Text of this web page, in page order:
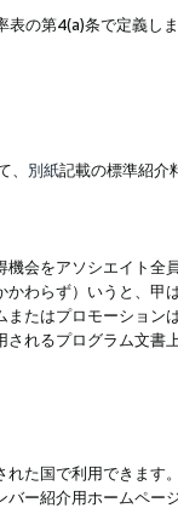
の第4(a)条で定義しま
、 別紙記載の標準紹介
機会をアソシエイト全
わらず）いうと、
たはプロモーショ
れるプログラム文
れた国で利用できます
ー紹介用ホームペ